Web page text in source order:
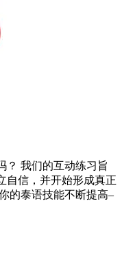
？ 我们的互动练习旨
自信，并开始形成真正
的泰语技能不断提高–